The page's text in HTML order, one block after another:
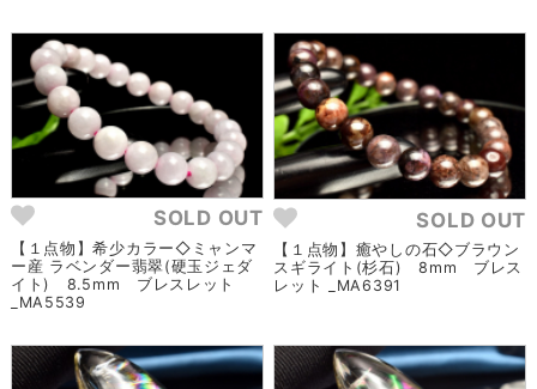
SOLD OUT
【１点物】希少カラー◇ミャンマ
ー産 ラベンダー翡翠(硬玉ジェダ
イト) 8.5mm ブレスレット
_MA5539
SOLD OUT
【１点物】癒やしの石◇ブラウン
スギライト(杉石) 8mm ブレス
レット _MA6391